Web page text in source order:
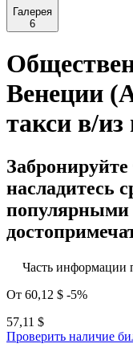
Галерея
6
Венеции
такси в/
насладитесь
популярными
Часть информации
От 60,12 $ -5%
57,11 $
Проверить наличие